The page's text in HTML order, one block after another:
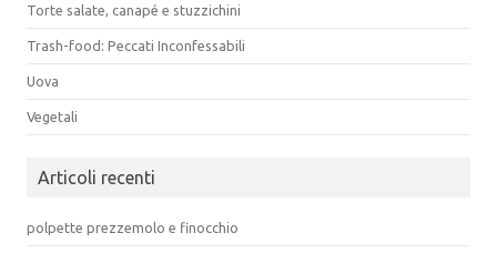
Torte salate, canapé e stuzzichini
Trash-food: Peccati Inconfessabili
Uova
Vegetali
Articoli recenti
polpette prezzemolo e finocchio